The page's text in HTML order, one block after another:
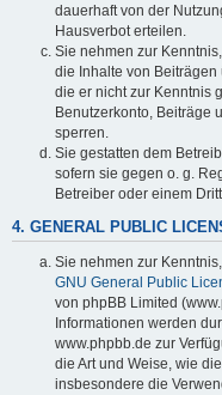
dauerhaft von der
Hausverbot erteilen.
Sie nehmen zur
die Inhalte von
die er nicht zur Kenntnis
Benutzerkonto, Beiträge
sperren.
Sie gestatten dem
sofern sie gegen o. g.
Betreiber oder einem
4. GENERAL PUBLIC
Sie nehmen zur
GNU General Public
von phpBB Limited
Informationen werden
www.phpbb.de zur
die Art und Weise, wie
insbesondere die